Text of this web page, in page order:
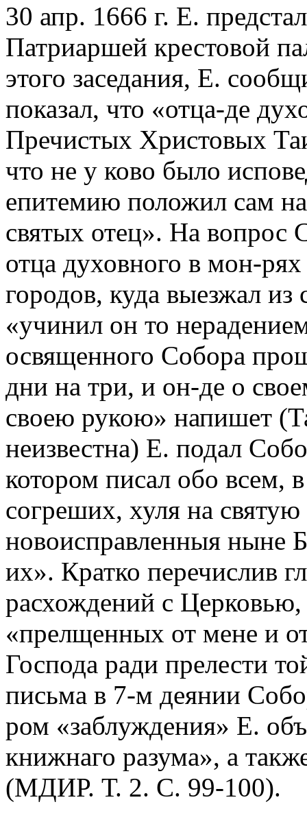
30 апр. 1666 г. Е.
Патриаршей крестовой
этого заседания, Е.
показал, что «отца-де
Пречистых Христовых
что не у ково было
епитемию положил сам
святых отец». На вопрос
отца духовного в мон-
городов, куда выезжал из
«учинил он то
освященного Собора
дни на три, и он-де о
своею рукою» напишет
неизвестна) Е. подал
котором писал обо всем,
согреших, хуля на
новоисправленныя ныне
их». Кратко перечислив
расхождений с
«прелщенных от мене и
Господа ради прелести
письма в 7-м деянии
ром «заблуждения» Е.
книжнаго разума», а
(МДИР. Т. 2. С. 99-100).